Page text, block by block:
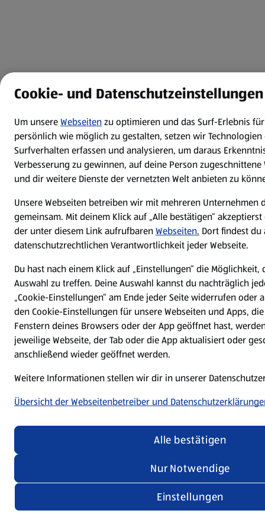
Cookie- und Datenschutzeinstellungen
Um unsereWebseitenzu optimieren und das Surf-Erlebnis
persönlich wie möglich zu gestalten, setzen wir
Surfverhalten erfassen und analysieren, um daraus
Verbesserung zu gewinnen, auf deine Person
und dir weitere Dienste der vernetzten Welt anbieten zu
Unsere Webseiten betreiben wir mit mehreren Unternehmen
gemeinsam. Mit deinem Klick auf „Alle bestätigen“
der unter diesem Link aufrufbarenWebseiten. Dort findest
datenschutzrechtlichen Verantwortlichkeit jeder Webseite.
Du hast nach einem Klick auf „Einstellungen“ die
Auswahl zu treffen. Deine Auswahl kannst du nachträglich
„Cookie-Einstellungen“ am Ende jeder Seite widerrufen oder
den Cookie-Einstellungen für unsere Webseiten und Apps,
Fenstern deines Browsers oder der App geöffnet hast,
jeweilige Webseite, der Tab oder die App aktualisiert oder
anschließend wieder geöffnet werden.
Weitere Informationen stellen wir dir in unserer
Übersicht der Webseitenbetreiber und
Einstellungen
Nur Notwendige
Alle bestätigen